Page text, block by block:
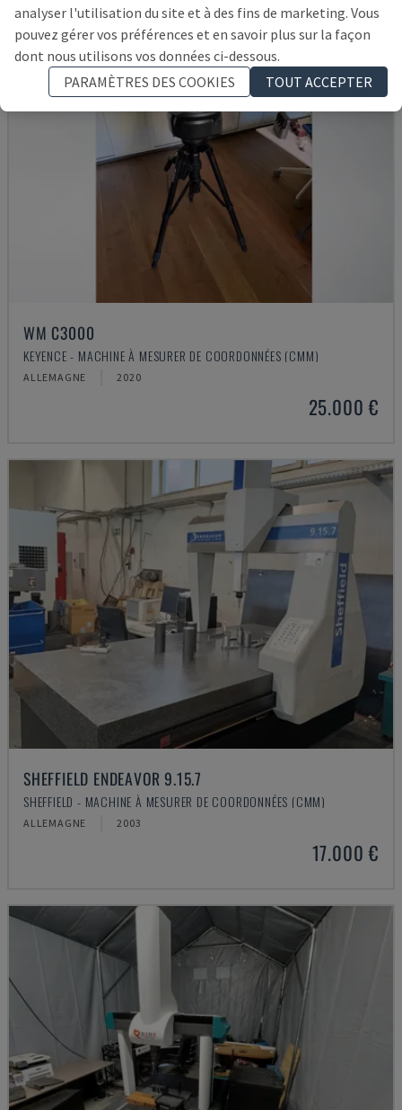
WM C3000
KEYENCE - MACHINE À MESURER DE COORDONNÉES (CMM)
ALLEMAGNE 2020
25.000 €
SHEFFIELD ENDEAVOR 9.15.7
SHEFFIELD - MACHINE À MESURER DE COORDONNÉES (CMM)
ALLEMAGNE 2003
17.000 €
analyser l'utilisation du site et à des fins de marketing. Vous
pouvez gérer vos préférences et en savoir plus sur la façon
dont nous utilisons vos données ci-dessous.
PARAMÈTRES DES COOKIES
TOUT ACCEPTER